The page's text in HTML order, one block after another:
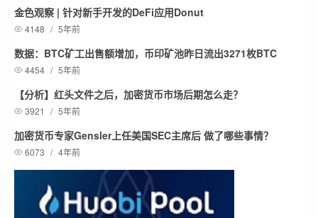
金色观察 | 针对新手开发的DeFi应用Donut
4148 / 5年前
数据：BTC矿工出售额增加，币印矿池昨日流出3271枚BTC
4454 / 5年前
【分析】红头文件之后，加密货币市场后期怎么走？
3921 / 5年前
加密货币专家Gensler上任美国SEC主席后 做了哪些事情？
6073 / 4年前